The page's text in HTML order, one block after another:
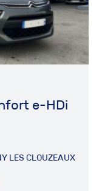
e-HDi
LES CLOUZEAUX